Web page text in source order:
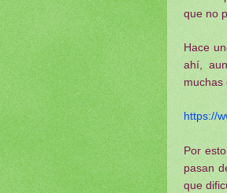
que no
Hace
ahí,
muchas
https://
Por
pasan
que